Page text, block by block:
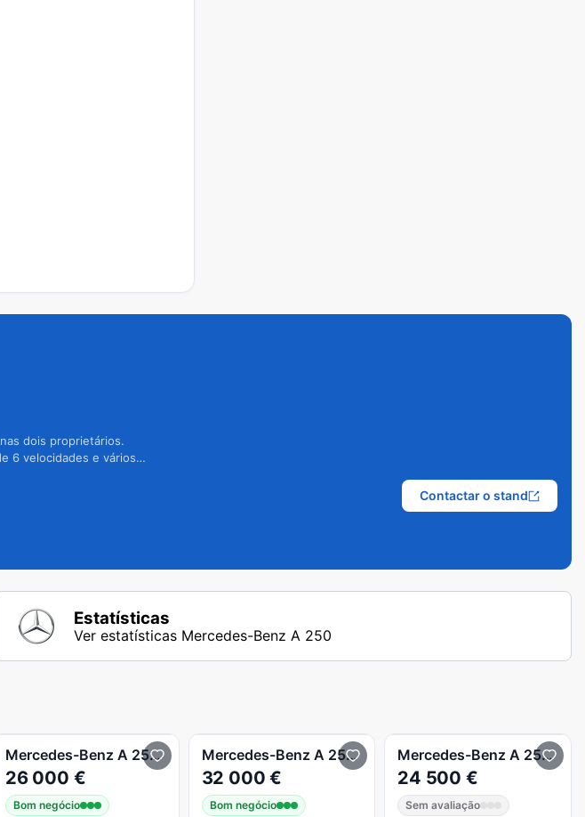
dois proprietários.
6 velocidades e vários
Contactar o stand
Estatísticas
Ver estatísticas Mercedes-Benz A 250
Line
Mercedes-Benz A 250 e Progressive
26 000 €
Bom negócio
Mercedes-Benz A 250 e
32 000 €
Bom negócio
Mercedes-Benz A 250 e
24 500 €
Sem avaliação